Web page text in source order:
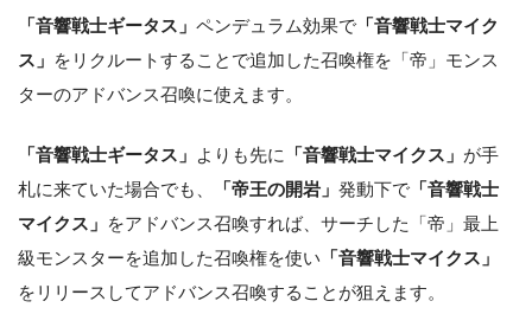
「音響戦士ギータス」 ペンデュラム効果で 「音響戦士マイク
ス」 をリクルートすることで追加した召喚権を「帝」モンス
ターのアドバンス召喚に使えます。
「音響戦士ギータス」 よりも先に 「音響戦士マイクス」 が手
札に来ていた場合でも、
「帝王の開岩」 発動下で 「音響戦士
マイクス」 をアドバンス召喚すれば、サーチした「帝」最上
級モンスターを追加した召喚権を使い 「音響戦士マイクス」
をリリースしてアドバンス召喚することが狙えます。